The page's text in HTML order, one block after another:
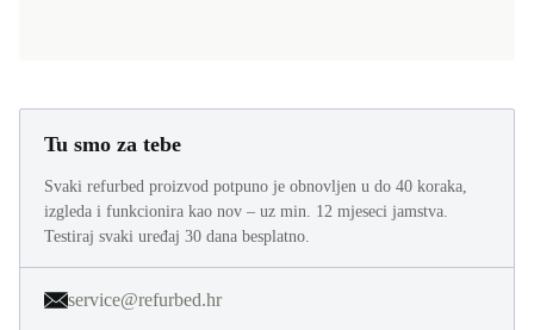
Tu smo za tebe
Svaki refurbed proizvod potpuno je obnovljen u do 40 koraka,
izgleda i funkcionira kao nov – uz min. 12 mjeseci jamstva.